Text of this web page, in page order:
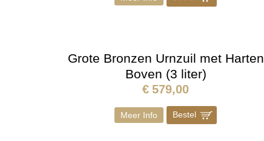
Grote Bronzen Urnzuil met Harten
Boven (3 liter)
€ 579,00
Meer Info Bestel ]